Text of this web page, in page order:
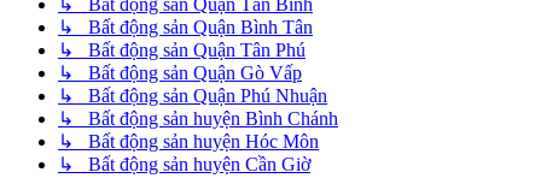
↳ Bất động sản Quận Bình Tân
↳ Bất động sản Quận Tân Phú
↳ Bất động sản Quận Gò Vấp
↳ Bất động sản Quận Phú Nhuận
↳ Bất động sản huyện Bình Chánh
↳ Bất động sản huyện Hóc Môn
↳ Bất động sản huyện Cần Giờ